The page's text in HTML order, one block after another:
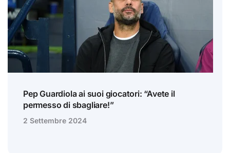
Pep Guardiola ai suoi giocatori: “Avete il
permesso di sbagliare!”
2 Settembre 2024